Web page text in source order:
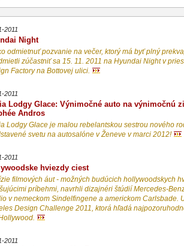
2011
Night
odmietnuť pozvanie na večer, ktorý má byť plný
zúčastniť sa 15. 11. 2011 na Hyundai Night v
Factory na Bottovej ulici.
2011
Lodgy Glace: Výnimočné auto na výnimočnú
Andros
Lodgy Glace je malou rebelantskou sestrou nového
svetu na autosalóne v Ženeve v marci 2012!
2011
hviezdy ciest
filmových áut - možných budúcich hollywoodskych
príbehmi, navrhli dizajnéri štúdií Mercedes-
v nemeckom Sindelfingene a americkom Carlsbade.
Design Challenge 2011, ktorá hľadá
2011